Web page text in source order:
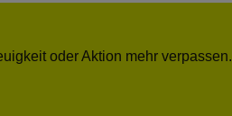
oder Aktion mehr verpassen.